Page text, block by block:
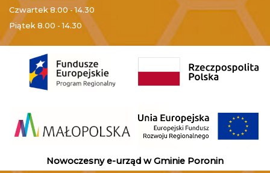
Czwartek8.00 - 14.30
Piątek 8.00 - 14.30
Nowoczesny e-urząd w Gminie Poronin